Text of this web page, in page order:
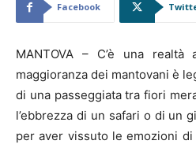
Facebook
MANTOVA – C’è una
maggioranza dei mantovani è
di una passeggiata tra fiori
l’ebbrezza di un safari o di un
per aver vissuto le emozioni